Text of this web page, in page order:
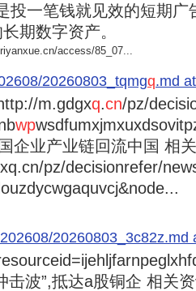
投一笔钱就见效的短期
期数字资产。
access/85_07...
20260803_tqmgq.md
m.gdgxq.cn/pz/
wp
企业产业链回流中国 相
pz/decisionrefer/
20260803_3c82z.md
击波”,抵达a股铜企 相关